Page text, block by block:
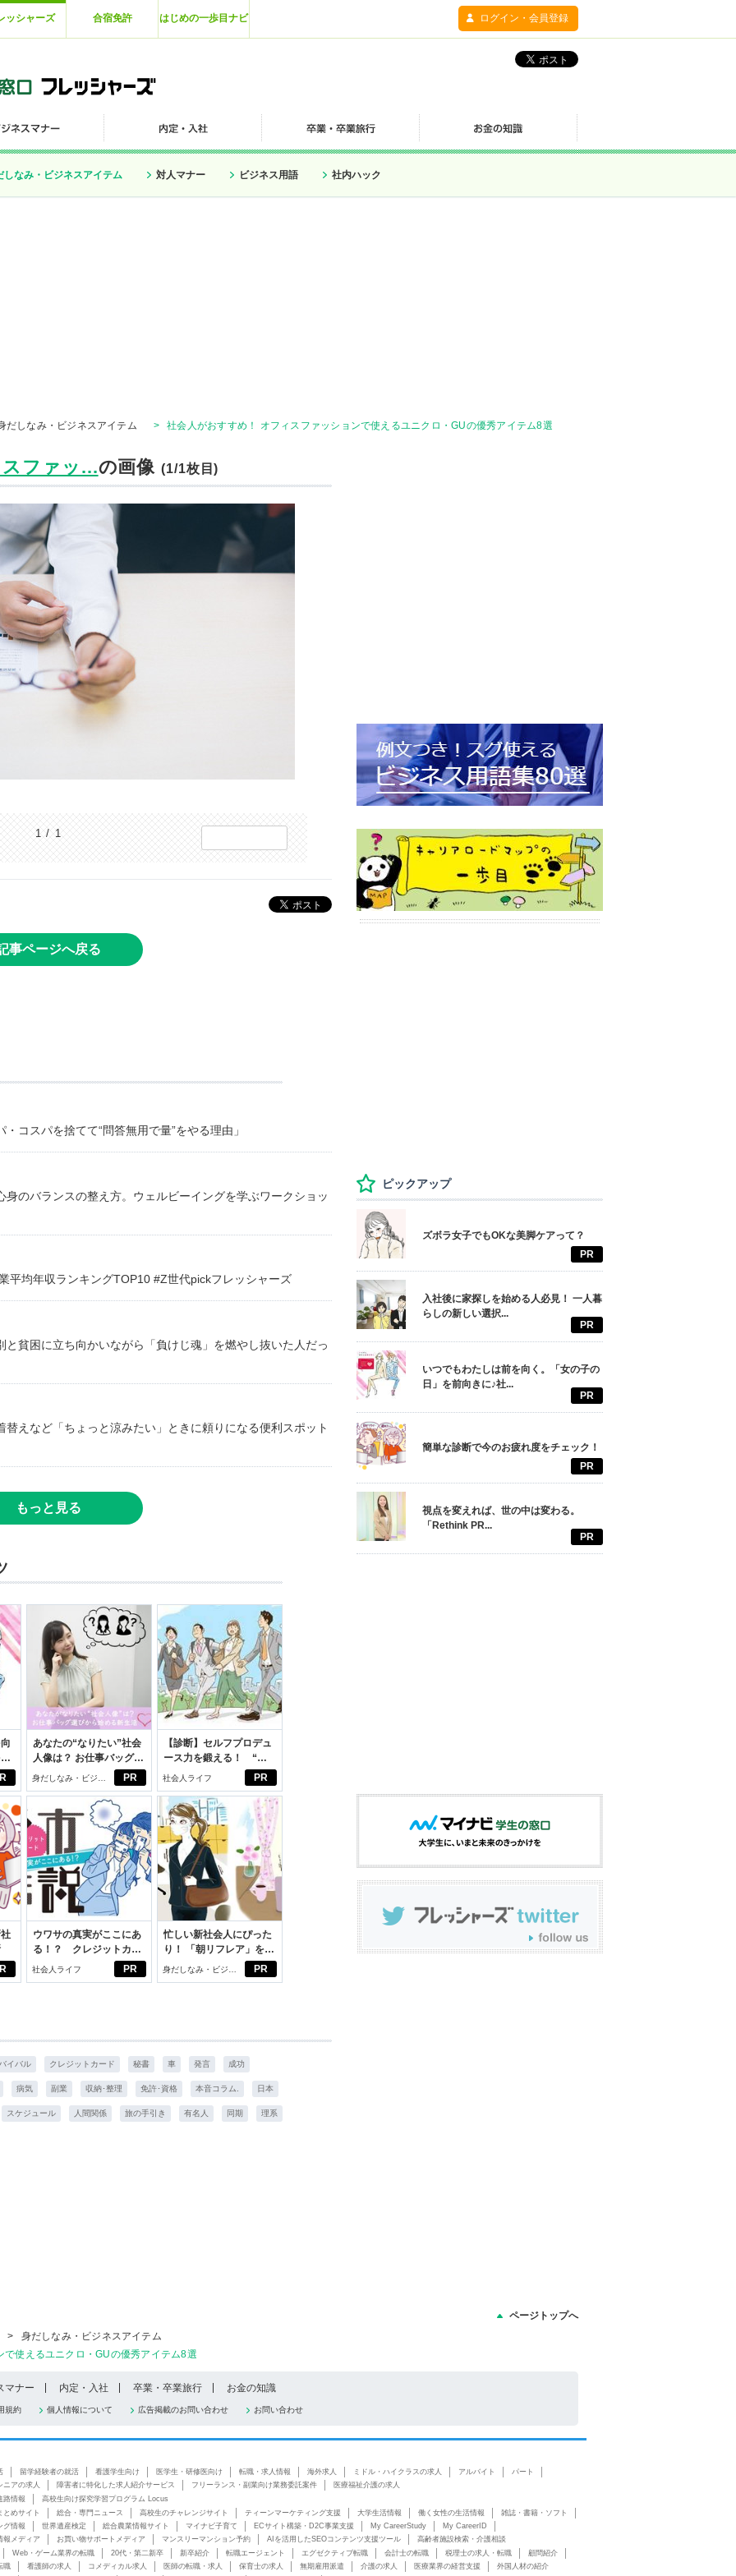
ッシャーズ 合宿免許 はじめの一歩目ナビ ログイン・会員登録
しなみ・ビジネスアイテム 対人マナー ビジネス用語 社内ハック
だしなみ・ビジネスアイテム > 社会人がおすすめ！ オフィスファッションで使えるユニクロ・GUの優秀アイテム8選
ファッ...の画像(1/1枚目)
1 / 1
事ページへ戻る
スパを捨てて“問答無用で量”をやる理由」
のバランスの整え方。ウェルビーイングを学ぶワークショッ
平均年収ランキングTOP10 #Z世代pickフレッシャーズ
貧困に立ち向かいながら「負けじ魂」を燃やし抜いた人だっ
えなど「ちょっと涼みたい」ときに頼りになる便利スポット
もっと見る
PR
あなたの“なりたい”社会
人像は？ お仕事バッグ選
びから始める新生活
身だしなみ・ビジネ
スアイテム
PR
【診断】セルフプロデュ
ース力を鍛える！ “ジ
ブン観”診断
社会人ライフ
PR
ウワサの真実がここにあ
る！？ クレジットカー
ドの都市伝説
社会人ライフ PR
忙しい新社会人にぴった
り！ 「朝リフレア」をは
じめよう。しっかりニオ
イケアして24時間快適。
身だしなみ・ビジネ
スアイテム
イバル クレジットカード 秘書 車 発言 成功
病気 副業 収納･整理 免許･資格 本音コラム. 日本
スケジュール 人間関係 旅の手引き 有名人 同期 理系
ピックアップ
ズボラ女子でもOKな美脚ケアって？
PR
入社後に家探しを始める人必見！ 一人暮
らしの新しい選択...
PR
いつでもわたしは前を向く。「女の子の
日」を前向きに♪社...
PR
簡単な診断で今のお疲れ度をチェック！
PR
視点を変えれば、世の中は変わる。
「Rethink PR...
PR
ページトップへ
>
身だしなみ・ビジネスアイテム
使えるユニクロ・GUの優秀アイテム8選
マナー 内定・入社 卒業・卒業旅行 お金の知識
規約 個人情報について 広告掲載のお問い合わせ お問い合わせ
留学経験者の就活 看護学生向け 医学生・研修医向け 転職・求人情報 海外求人 ミドル・ハイクラスの求人 アルバイト
パート
ニアの求人
障害者に特化した求人紹介サービス フリーランス・副業向け業務委託案件
医療福祉介護の求人
路情報
高校生向け探究学習プログラム Locus
とめサイト
総合・専門ニュース 高校生のチャレンジサイト ティーンマーケティング支援 大学生活情報 働く女性の生活情報
雑誌・書籍・ソフト
グ情報
世界遺産検定 総合農業情報サイト マイナビ子育て ECサイト構築・D2C事業支援 My CareerStudy
My CareerID
報メディア
お買い物サポートメディア マンスリーマンション予約 AIを活用したSEOコンテンツ支援ツール
高齢者施設検索・介護相談
Web・ゲーム業界の転職
20代・第二新卒 新卒紹介 転職エージェント エグゼクティブ転職 会計士の転職 税理士の求人・転職
顧問紹介
職
看護師の求人 コメディカル求人 医師の転職・求人 保育士の求人 無期雇用派遣 介護の求人 医療業界の経営支援 外国人材の紹介